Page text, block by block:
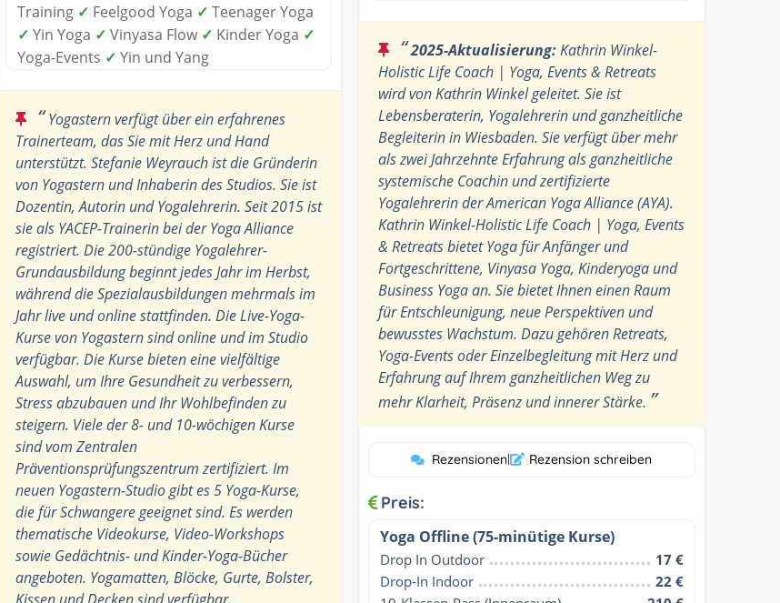
Training ✓ Feelgood Yoga ✓ Teenager Yoga
✓ Yin Yoga ✓ Vinyasa Flow ✓ Kinder Yoga ✓
Yoga-Events ✓ Yin und Yang
“Yogastern verfügt über ein erfahrenes
Trainerteam, das Sie mit Herz und Hand
unterstützt. Stefanie Weyrauch ist die Gründerin
von Yogastern und Inhaberin des Studios. Sie ist
Dozentin, Autorin und Yogalehrerin. Seit 2015 ist
sie als YACEP-Trainerin bei der Yoga Alliance
registriert. Die 200-stündige Yogalehrer-
Grundausbildung beginnt jedes Jahr im Herbst,
während die Spezialausbildungen mehrmals im
Jahr live und online stattfinden. Die Live-Yoga-
Kurse von Yogastern sind online und im Studio
verfügbar. Die Kurse bieten eine vielfältige
Auswahl, um Ihre Gesundheit zu verbessern,
Stress abzubauen und Ihr Wohlbefinden zu
steigern. Viele der 8- und 10-wöchigen Kurse
sind vom Zentralen
Präventionsprüfungszentrum zertifiziert. Im
neuen Yogastern-Studio gibt es 5 Yoga-Kurse,
die für Schwangere geeignet sind. Es werden
thematische Videokurse, Video-Workshops
sowie Gedächtnis- und Kinder-Yoga-Bücher
angeboten. Yogamatten, Blöcke, Gurte, Bolster,
“2025-Aktualisierung:Kathrin Winkel-
Holistic Life Coach | Yoga, Events & Retreats
wird von Kathrin Winkel geleitet. Sie ist
Lebensberaterin, Yogalehrerin und ganzheitliche
Begleiterin in Wiesbaden. Sie verfügt über mehr
als zwei Jahrzehnte Erfahrung als ganzheitliche
systemische Coachin und zertifizierte
Yogalehrerin der American Yoga Alliance (AYA).
Kathrin Winkel-Holistic Life Coach | Yoga, Events
& Retreats bietet Yoga für Anfänger und
Fortgeschrittene, Vinyasa Yoga, Kinderyoga und
Business Yoga an. Sie bietet Ihnen einen Raum
für Entschleunigung, neue Perspektiven und
bewusstes Wachstum. Dazu gehören Retreats,
Yoga-Events oder Einzelbegleitung mit Herz und
Erfahrung auf Ihrem ganzheitlichen Weg zu
mehr Klarheit, Präsenz und innerer Stärke. ”
Rezensionen| Rezension schreiben
Preis:
Yoga Offline (75-minütige Kurse)
Drop In Outdoor
17 €
Drop-In Indoor
22 €